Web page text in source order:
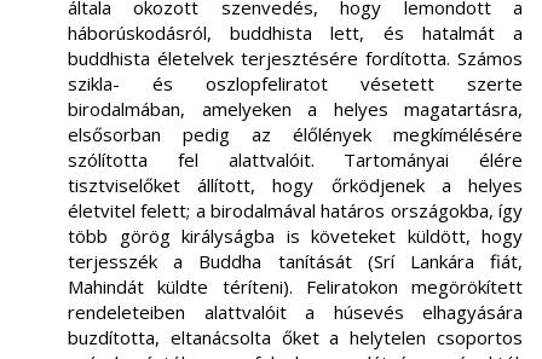
általa okozott szenvedés, hogy lemondott a
háborúskodásról, buddhista lett, és hatalmát a
buddhista életelvek terjesztésére fordította. Számos
szikla- és oszlopfeliratot vésetett szerte
birodalmában, amelyeken a helyes magatartásra,
elsősorban pedig az élőlények megkímélésére
szólította fel alattvalóit. Tartományai élére
tisztviselőket állított, hogy őrködjenek a helyes
életvitel felett; a birodalmával határos országokba, így
több görög királyságba is követeket küldött, hogy
terjesszék a Buddha tanítását (Srí Lankára fiát,
Mahindát küldte téríteni). Feliratokon megörökített
rendeleteiben alattvalóit a húsevés elhagyására
buzdította, eltanácsolta őket a helytelen csoportos